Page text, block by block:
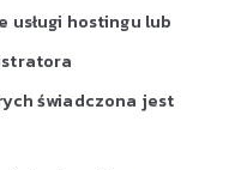
usługi hostingu lub
świadczona jest